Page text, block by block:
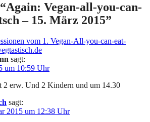
Again: Vegan-all-you-can-
– 15. März 2015”
vom 1. Vegan-All-you-can-eat-
sagt:
um 10:59 Uhr
2 erw. Und 2 Kindern und um 14.30
sagt:
2015 um 12:38 Uhr